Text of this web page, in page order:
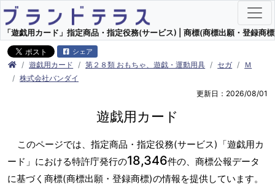
「遊戯用カード」指定商品・指定役務(サービス) | 商標(商標出願・登録商
シェア
遊戯用カード 第２８類 おもちゃ、遊戯・運動用具 セガ
Ｍ
株式会社バンダイ
更新日：2026/08/01
遊戯用カード
このページでは、指定商品・指定役務(サービス)「遊戯用カ
ード」における特許庁発行の18,346件の、商標公報データ
に基づく商標(商標出願・登録商標)の情報を提供しています。